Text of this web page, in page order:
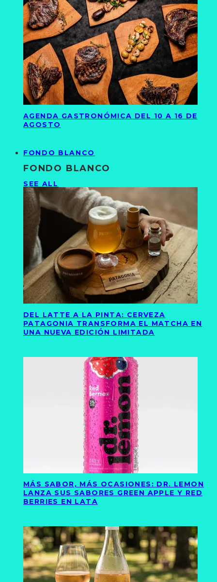
AGENDA GASTRONÓMICA DEL 10 A 16 DE
AGOSTO
FONDO BLANCO
FONDO BLANCO
SEE ALL
DEL LATTE A LA PINTA: CERVEZA
PATAGONIA TRANSFORMA EL MATCHA EN
UNA NUEVA EDICIÓN LIMITADA
MÁS SABOR, MÁS OCASIONES: DR. LEMON
LANZA SUS SABORES GREEN APPLE Y RED
BERRIES EN LATA